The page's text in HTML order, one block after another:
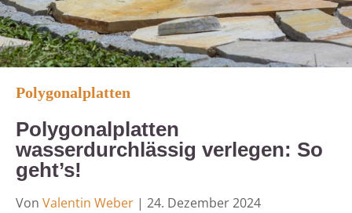
Polygonalplatten
Polygonalplatten
wasserdurchlässig verlegen: So
geht’s!
Von Valentin Weber | 24. Dezember 2024